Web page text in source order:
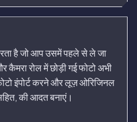
है जो आप उसमें पहले से ले जा
रोल में छोड़ी गई फोटो अभी
इंपोर्ट करने और लूज़ ओरिजिनल
की आदत बनाएं।